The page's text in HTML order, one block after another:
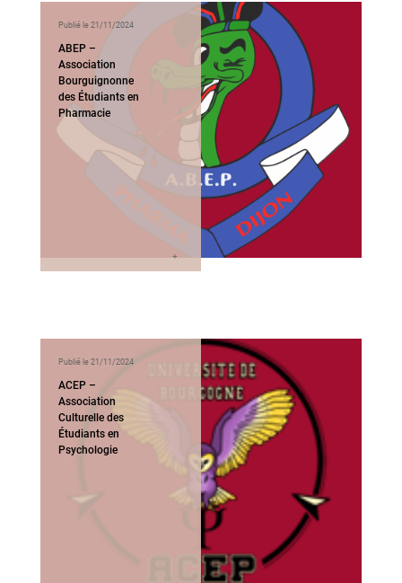
Publié le 21/11/2024
ABEP –
Association
Bourguignonne
des Étudiants en
Pharmacie
Publié le 21/11/2024
ACEP –
Association
Culturelle des
Étudiants en
Psychologie